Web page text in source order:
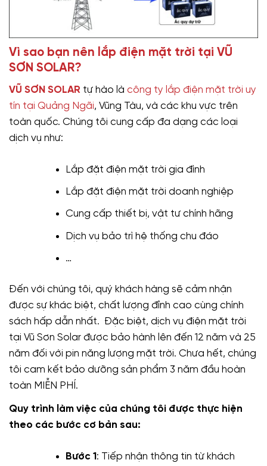
Vì sao bạn nên lắp điện mặt trời tại VŨ
SƠN SOLAR?
VŨ SƠN SOLAR tự hào là công ty lắp điện mặt trời uy
tín tại Quảng Ngãi, Vũng Tàu, và các khu vực trên
toàn quốc. Chúng tôi cung cấp đa dạng các loại
dịch vụ như:
Lắp đặt điện mặt trời gia đình
Lắp đặt điện mặt trời doanh nghiệp
Cung cấp thiết bị, vật tư chính hãng
Dịch vụ bảo trì hệ thống chu đáo
…
Đến với chúng tôi, quý khách hàng sẽ cảm nhận
được sự khác biệt, chất lượng đỉnh cao cùng chính
sách hấp dẫn nhất. Đặc biệt, dịch vụ điện mặt trời
tại Vũ Sơn Solar được bảo hành lên đến 12 năm và 25
năm đối với pin năng lượng mặt trời. Chưa hết, chúng
tôi cam kết bảo dưỡng sản phẩm 3 năm đầu hoàn
toàn MIỄN PHÍ.
Quy trình làm việc của chúng tôi được thực hiện
theo các bước cơ bản sau:
Bước 1 : Tiếp nhận thông tin từ khách